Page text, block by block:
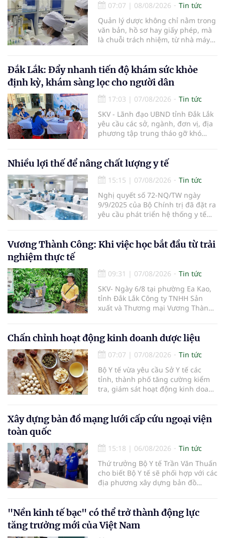
07:07 | 08/08/2026
Tin tức
Quản lý dược không chỉ nằm trong
văn bản, hồ sơ hay giấy phép, mà
là chuỗi trách nhiệm, từ nhà máy
bệnh... Ngành y tế từng bước tiêu
chuẩn hóa, quy chuẩn hóa và hội
nhập quốc tế nhằm giúp cho
người dân tiếp cận thuốc an toàn,
chất lượng, hiệu quả và giá hợp lý.
Đắk Lắk: Đẩy nhanh tiến độ khám sức khỏe
định kỳ, khám sàng lọc cho người dân
17:03 | 07/08/2026
Tin tức
SKV - Lãnh đạo UBND tỉnh Đắk Lắk
yêu cầu các sở, ngành, đơn vị, địa
phương tập trung tháo gỡ khó
sàng lọc cho 100% người dân trên
địa bàn tỉnh trong tháng 10/2026.
Nhiều lợi thế để nâng chất lượng y tế
15:15 | 07/08/2026
Tin tức
Nghị quyết số 72-NQ/TW ngày
9/9/2025 của Bộ Chính trị đã đặt ra
yêu cầu phát triển hệ thống y tế
Vương Thành Công: Khi việc học bắt đầu từ trải
nghiệm thực tế
09:31 | 07/08/2026
Tin tức
SKV- Ngày 6/8 tại phường Ea Kao,
tỉnh Đắk Lắk Công ty TNHH Sản
xuất và Thương mại Vương Thành
tham gia của các chủ doanh
nghiệp, chủ quán cà phê, hợp tác
xã, người làm nông nghiệp và
những người yêu thích cà phê.
Chấn chỉnh hoạt động kinh doanh dược liệu
07:07 | 07/08/2026
Tin tức
Bộ Y tế vừa yêu cầu Sở Y tế các
tỉnh, thành phố tăng cường kiểm
tra, giám sát hoạt động kinh doanh
Xây dựng bản đồ mạng lưới cấp cứu ngoại viện
toàn quốc
15:18 | 06/08/2026
Tin tức
Thứ trưởng Bộ Y tế Trần Văn Thuấn
cho biết Bộ Y tế sẽ phối hợp với các
địa phương xây dựng bản đồ
thiện cơ chế tài chính và đa dạng
hóa phương tiện nhằm nâng cao
năng lực cấp cứu trước viện trên
"Nền kinh tế bạc" có thể trở thành động lực
tăng trưởng mới của Việt Nam